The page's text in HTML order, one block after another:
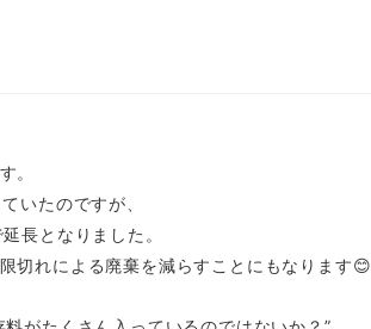
。
いたのですが、
長となりました。
切れによる廃棄を減らすことにもなります😊